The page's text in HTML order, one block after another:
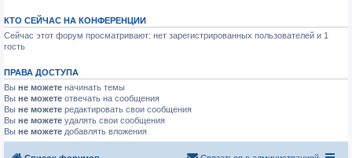
КТО СЕЙЧАС НА КОНФЕРЕНЦИИ
Сейчас этот форум просматривают: нет зарегистрированных пользователей и 1
гость
ПРАВА ДОСТУПА
Вы не можете начинать темы
Вы не можете отвечать на сообщения
Вы не можете редактировать свои сообщения
Вы не можете удалять свои сообщения
Вы не можете добавлять вложения